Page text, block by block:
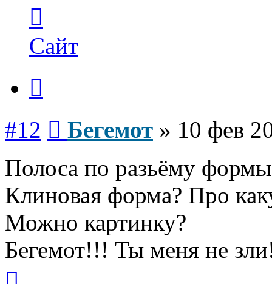
пользователя
Бегемот
Сайт
#12 Бегемот » 10 фев
Полоса по разьёму
Клиновая форма? Про
Можно картинку?
Бегемот!!! Ты меня не